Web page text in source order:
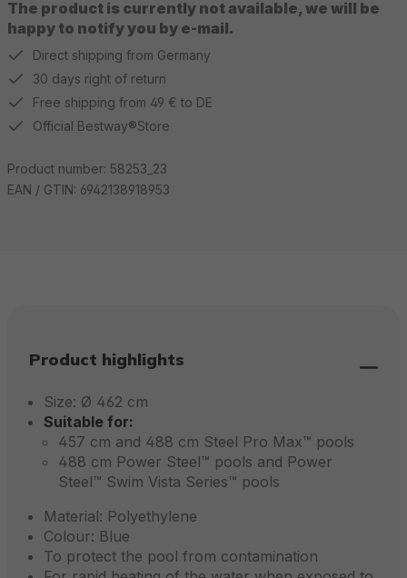
The product is currently not available, we will be
happy to notify you by e-mail.
Direct shipping from Germany
30 days right of return
Free shipping from 49 € to DE
Official Bestway®Store
Product number: 58253_23
EAN / GTIN: 6942138918953
Product highlights
Size: Ø 462 cm
Suitable for:
457 cm and 488 cm Steel Pro Max™ pools
488 cm Power Steel™ pools and Power
Steel™ Swim Vista Series™ pools
Material: Polyethylene
Colour: Blue
To protect the pool from contamination